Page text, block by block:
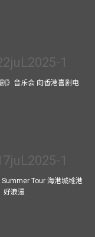
》音乐会 向香港喜剧电
Summer Tour 海港城维港
好浪漫